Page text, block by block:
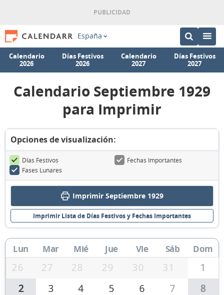
España
Calendario
2026
Días Festivos
2026
Calendario
2027
Días Festivos
2027
Calendario Septiembre 1929
para Imprimir
Opciones de visualización:
Días Festivos
Fechas Importantes
Fases Lunares
Imprimir Septiembre 1929
Imprimir Lista de Días Festivos y Fechas Importantes
Lun Mar Mié Jue Vie Sáb Dom
26 27 28 29 30 31
1
2
3 4 5 6 7
8